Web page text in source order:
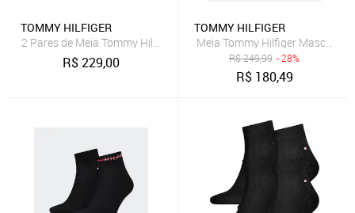
TOMMY HILFIGER
2 Pares de Meia Tommy Hilfiger Dot Azul Marinho
R$229,00
TOMMY HILFIGER
Meia Tommy Hilfiger Masculina
R$249,99 - 28%
R$ 180,49